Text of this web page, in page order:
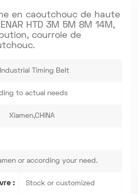
en caoutchouc de haute
HTD 3M 5M 8M 14M,
courroie de
Industrial Timing Belt
to actual needs
Xiamen,CHINA
or according your need.
: Stock or customized